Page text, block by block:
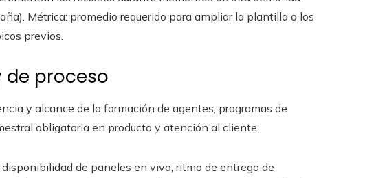
Métrica: promedio requerido para ampliar la plantilla o los
previos.
proceso
y alcance de la formación de agentes, programas de
obligatoria en producto y atención al cliente.
disponibilidad de paneles en vivo, ritmo de entrega de